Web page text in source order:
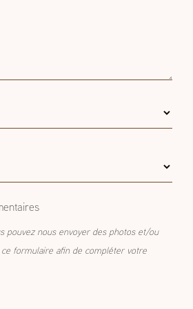
pouvez nous envoyer des photos et/ou
formulaire afin de compléter votre